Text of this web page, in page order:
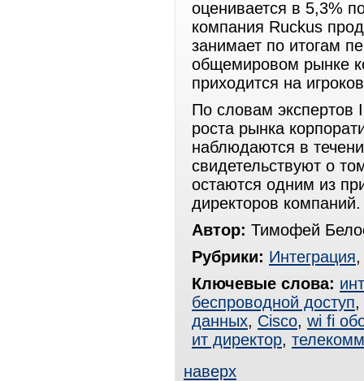
оценивается в 5,3%
компания Ruckus
занимает по итогам
общемировом рынке
приходится на
По словам экспертов
роста рынка
наблюдаются в
свидетельствуют о
остаются одним из
директоров компаний.
Автор: Тимофей
Рубрики: Интеграция
Ключевые слова:
беспроводной доступ,
данных, Cisco, wi fi
ит директор,
наверх